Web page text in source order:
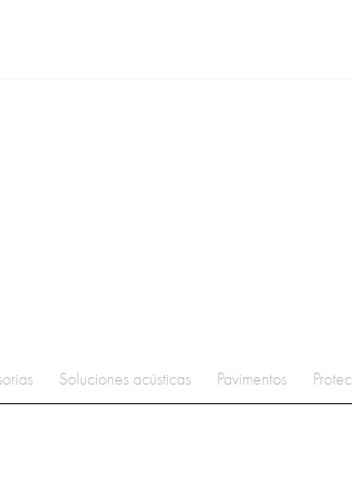
Soluciones acústicas Pavimentos